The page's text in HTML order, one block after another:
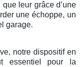
leur grâce d’une
une échoppe, un
garage.
notre dispositif en
essentiel pour la